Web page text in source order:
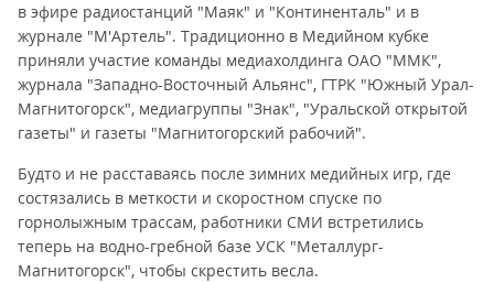
в эфире радиостанций "Маяк" и "Континенталь" и в
журнале "М'Артель". Традиционно в Медийном кубке
приняли участие команды медиахолдинга ОАО "ММК",
журнала "Западно-Восточный Альянс", ГТРК "Южный Урал-
Магнитогорск", медиагруппы "Знак", "Уральской открытой
газеты" и газеты "Магнитогорский рабочий".
Будто и не расставаясь после зимних медийных игр, где
состязались в меткости и скоростном спуске по
горнолыжным трассам, работники СМИ встретились
теперь на водно-гребной базе УСК "Металлург-
Магнитогорск", чтобы скрестить весла.